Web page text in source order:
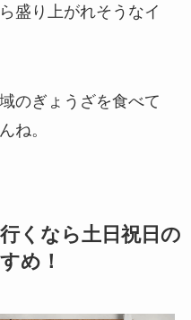
盛り上がれそうなイ
のぎょうざを食べて
ね。
くなら土日祝日の
め！